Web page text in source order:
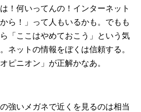
！何いってんの！インターネット
ら！」って人もいるかも。でもも
「ここはやめておこう」という気
ネットの情報をぼくは信頼する。
ピニオン」が正解かなあ。
強いメガネで近くを見るのは相当